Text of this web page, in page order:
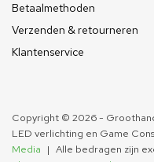
Betaalmethoden
Verzenden & retourneren
Klantenservice
Copyright © 2026 -
LED verlichting en Game
Media | Alle bedragen zijn